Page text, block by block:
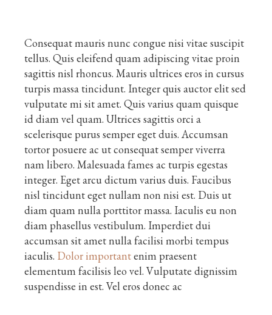
Consequat mauris nunc congue nisi vitae suscipit
tellus. Quis eleifend quam adipiscing vitae proin
sagittis nisl rhoncus. Mauris ultrices eros in cursus
turpis massa tincidunt. Integer quis auctor elit sed
vulputate mi sit amet. Quis varius quam quisque
id diam vel quam. Ultrices sagittis orci a
scelerisque purus semper eget duis. Accumsan
tortor posuere ac ut consequat semper viverra
nam libero. Malesuada fames ac turpis egestas
integer. Eget arcu dictum varius duis. Faucibus
nisl tincidunt eget nullam non nisi est. Duis ut
diam quam nulla porttitor massa. Iaculis eu non
diam phasellus vestibulum. Imperdiet dui
accumsan sit amet nulla facilisi morbi tempus
iaculis. Dolor importantenim praesent
elementum facilisis leo vel. Vulputate dignissim
suspendisse in est. Vel eros donec ac